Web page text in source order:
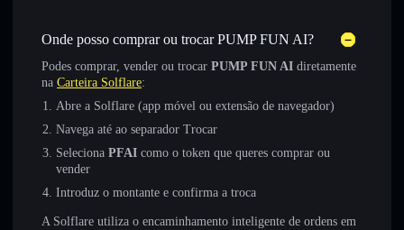
Onde posso comprar ou trocar PUMP FUN AI?
Podes comprar, vender ou trocar PUMP FUN AI diretamente
na Carteira Solflare:
Abre a Solflare (app móvel ou extensão de navegador)
Navega até ao separador Trocar
Seleciona PFAI como o token que queres comprar ou
vender
Introduz o montante e confirma a troca
A Solflare utiliza o encaminhamento inteligente de ordens em